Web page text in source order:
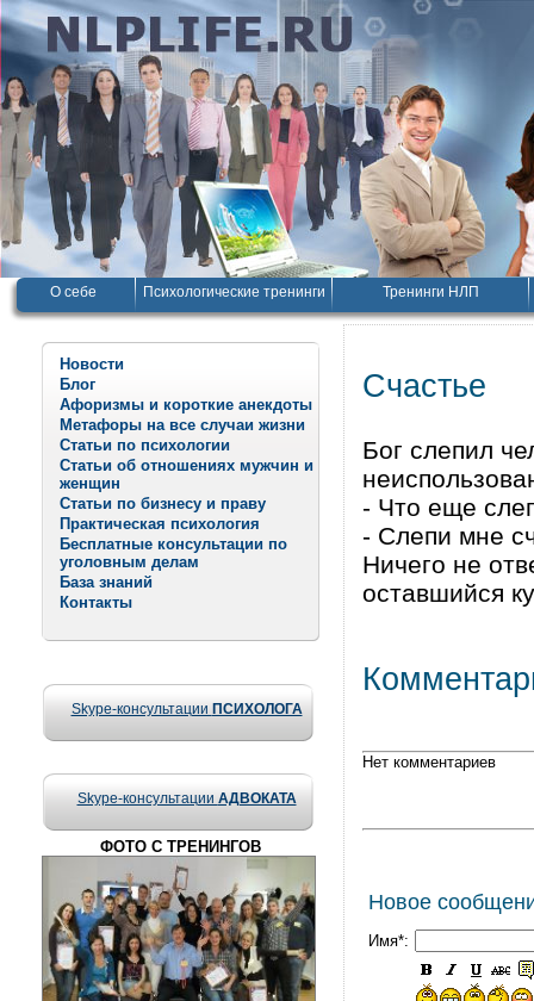
О себе Психологические тренинги Тренинги НЛП
Новости
Блог
Афоризмы и короткие анекдоты
Метафоры на все случаи жизни
Статьи по психологии
Статьи об отношениях мужчин и
женщин
Статьи по бизнесу и праву
Практическая психология
Бесплатные консультации по
уголовным делам
База знаний
Контакты
Skype-консультации ПСИХОЛОГА
Skype-консультации АДВОКАТА
ФОТО С ТРЕНИНГОВ
Счастье
Бог слепил
- Что еще
- Слепи мне
Ничего не
оставшийся
Нет комментариев
Новое
Имя*: